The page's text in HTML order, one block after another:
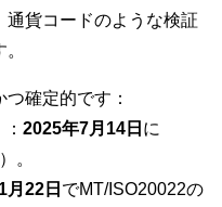
通貨コードのような検証
確定的です：
2025年7月14日 に
。
月22日 でMT/ISO20022の